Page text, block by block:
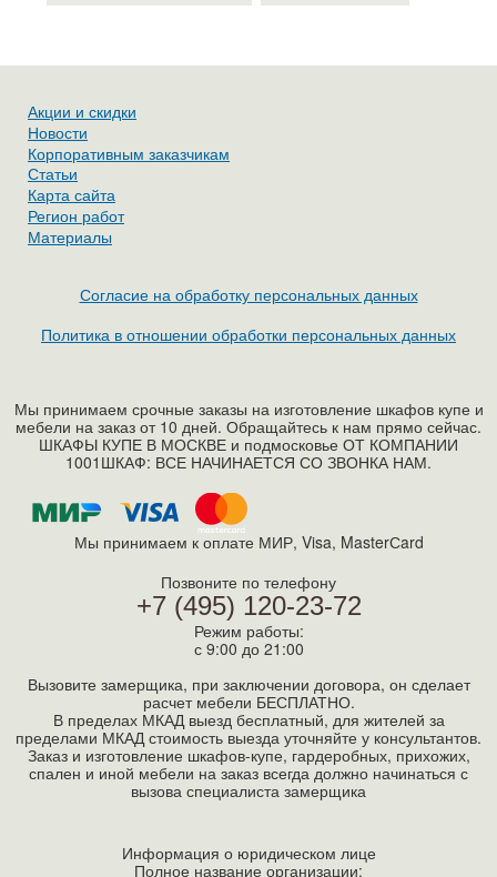
Акции и скидки
Новости
Корпоративным заказчикам
Статьи
Карта сайта
Регион работ
Материалы
Согласие на обработку персональных данных
Политика в отношении обработки персональных данных
Мы принимаем срочные заказы на изготовление шкафов купе и
мебели на заказ от 10 дней. Обращайтесь к нам прямо сейчас.
ШКАФЫ КУПЕ В МОСКВЕ и подмосковье ОТ КОМПАНИИ
1001ШКАФ: ВСЕ НАЧИНАЕТСЯ СО ЗВОНКА НАМ.
Мы принимаем к оплате МИР, Visa, MasterСard
Позвоните по телефону
+7 (495) 120-23-72
Режим работы:
с 9:00 до 21:00
Вызовите замерщика, при заключении договора, он сделает
расчет мебели БЕСПЛАТНО.
В пределах МКАД выезд бесплатный, для жителей за
пределами МКАД стоимость выезда уточняйте у консультантов.
Заказ и изготовление шкафов-купе, гардеробных, прихожих,
спален и иной мебели на заказ всегда должно начинаться с
вызова специалиста замерщика
Информация о юридическом лице
Полное название организации: